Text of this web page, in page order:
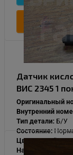
Датчик
ВИС 2345 1
Оригинальный
Внутренний
Тип детали: Б/У
Состояние:
Цвет:Серый
Наличие: